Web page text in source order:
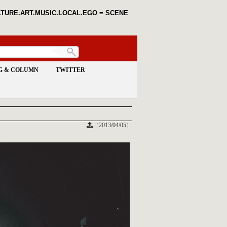
= SCENE
& COLUMN TWITTER
［2013/04/05］